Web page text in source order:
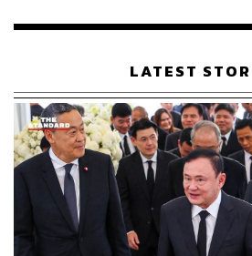
อีกหนึ่งประโยคที่น่าสนใจในFree
ว่า “ผมอยากสนุกในช่วงที่ผมสนุก ไม่
ช่วงเวลานี้ควรสนุกแล้วถึงจะสนุกได้”
หน้าเซ็งๆ ในขณะที่คนอื่นๆ ตื่นเต้นกับ
ฮาโลวีน ซึ่งตัดภาพกลับไปจะเห็นว่า
เขาจะเป็นประกายมากกว่านี้เมื่อเค
หน้าผาที่หลายคนตั้งคำถามว่าเขาจะ
เรือนไทยที่ถูกซุกไว้
LATEST